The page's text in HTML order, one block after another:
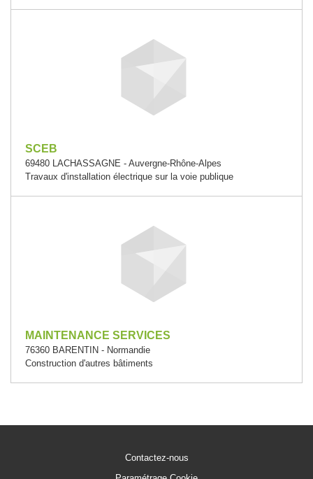
SCEB
69480 LACHASSAGNE - Auvergne-Rhône-Alpes
Travaux d'installation électrique sur la voie publique
MAINTENANCE SERVICES
76360 BARENTIN - Normandie
Construction d'autres bâtiments
Contactez-nous